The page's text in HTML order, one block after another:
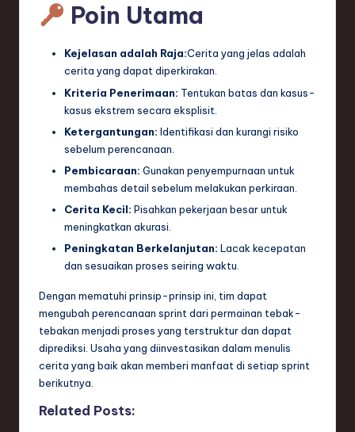
Poin Utama
Kejelasan adalah Raja:Cerita yang jelas adalah
cerita yang dapat diperkirakan.
Kriteria Penerimaan: Tentukan batas dan kasus-
kasus ekstrem secara eksplisit.
Ketergantungan: Identifikasi dan kurangi risiko
sebelum perencanaan.
Pembicaraan: Gunakan penyempurnaan untuk
membahas detail sebelum melakukan perkiraan.
Cerita Kecil: Pisahkan pekerjaan besar untuk
meningkatkan akurasi.
Peningkatan Berkelanjutan: Lacak kecepatan
dan sesuaikan proses seiring waktu.
Dengan mematuhi prinsip-prinsip ini, tim dapat
mengubah perencanaan sprint dari permainan tebak-
tebakan menjadi proses yang terstruktur dan dapat
diprediksi. Usaha yang diinvestasikan dalam menulis
cerita yang baik akan memberi manfaat di setiap sprint
berikutnya.
Related Posts: